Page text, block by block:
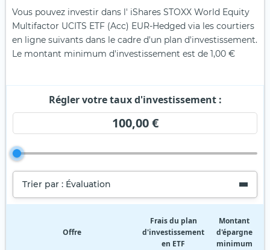
Vous pouvez investir dans l' iShares STOXX World Equity
Multifactor UCITS ETF (Acc) EUR-Hedged via les courtiers
en ligne suivants dans le cadre d'un plan d'investissement.
Le montant minimum d'investissement est de 1,00 €
Régler votre taux d'investissement :
100,00 €
Trier par : Évaluation
Offre
Frais du plan
d'investissement
en ETF
Montant
d'épargne
minimum